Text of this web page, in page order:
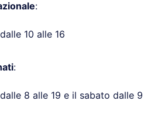
:
10 alle 16
:
8 alle 19 e il sabato dalle 9